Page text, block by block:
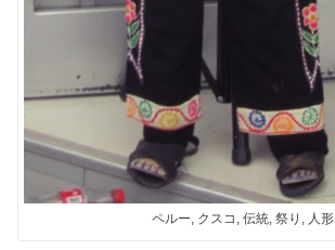
ペルー, クスコ, 伝統, 祭り, 人形